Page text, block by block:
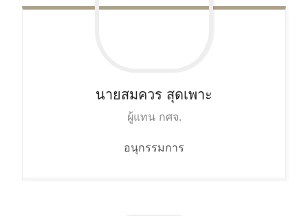
นายสมควร สุดเพาะ
ผู้แทน กศจ.
อนุกรรมการ